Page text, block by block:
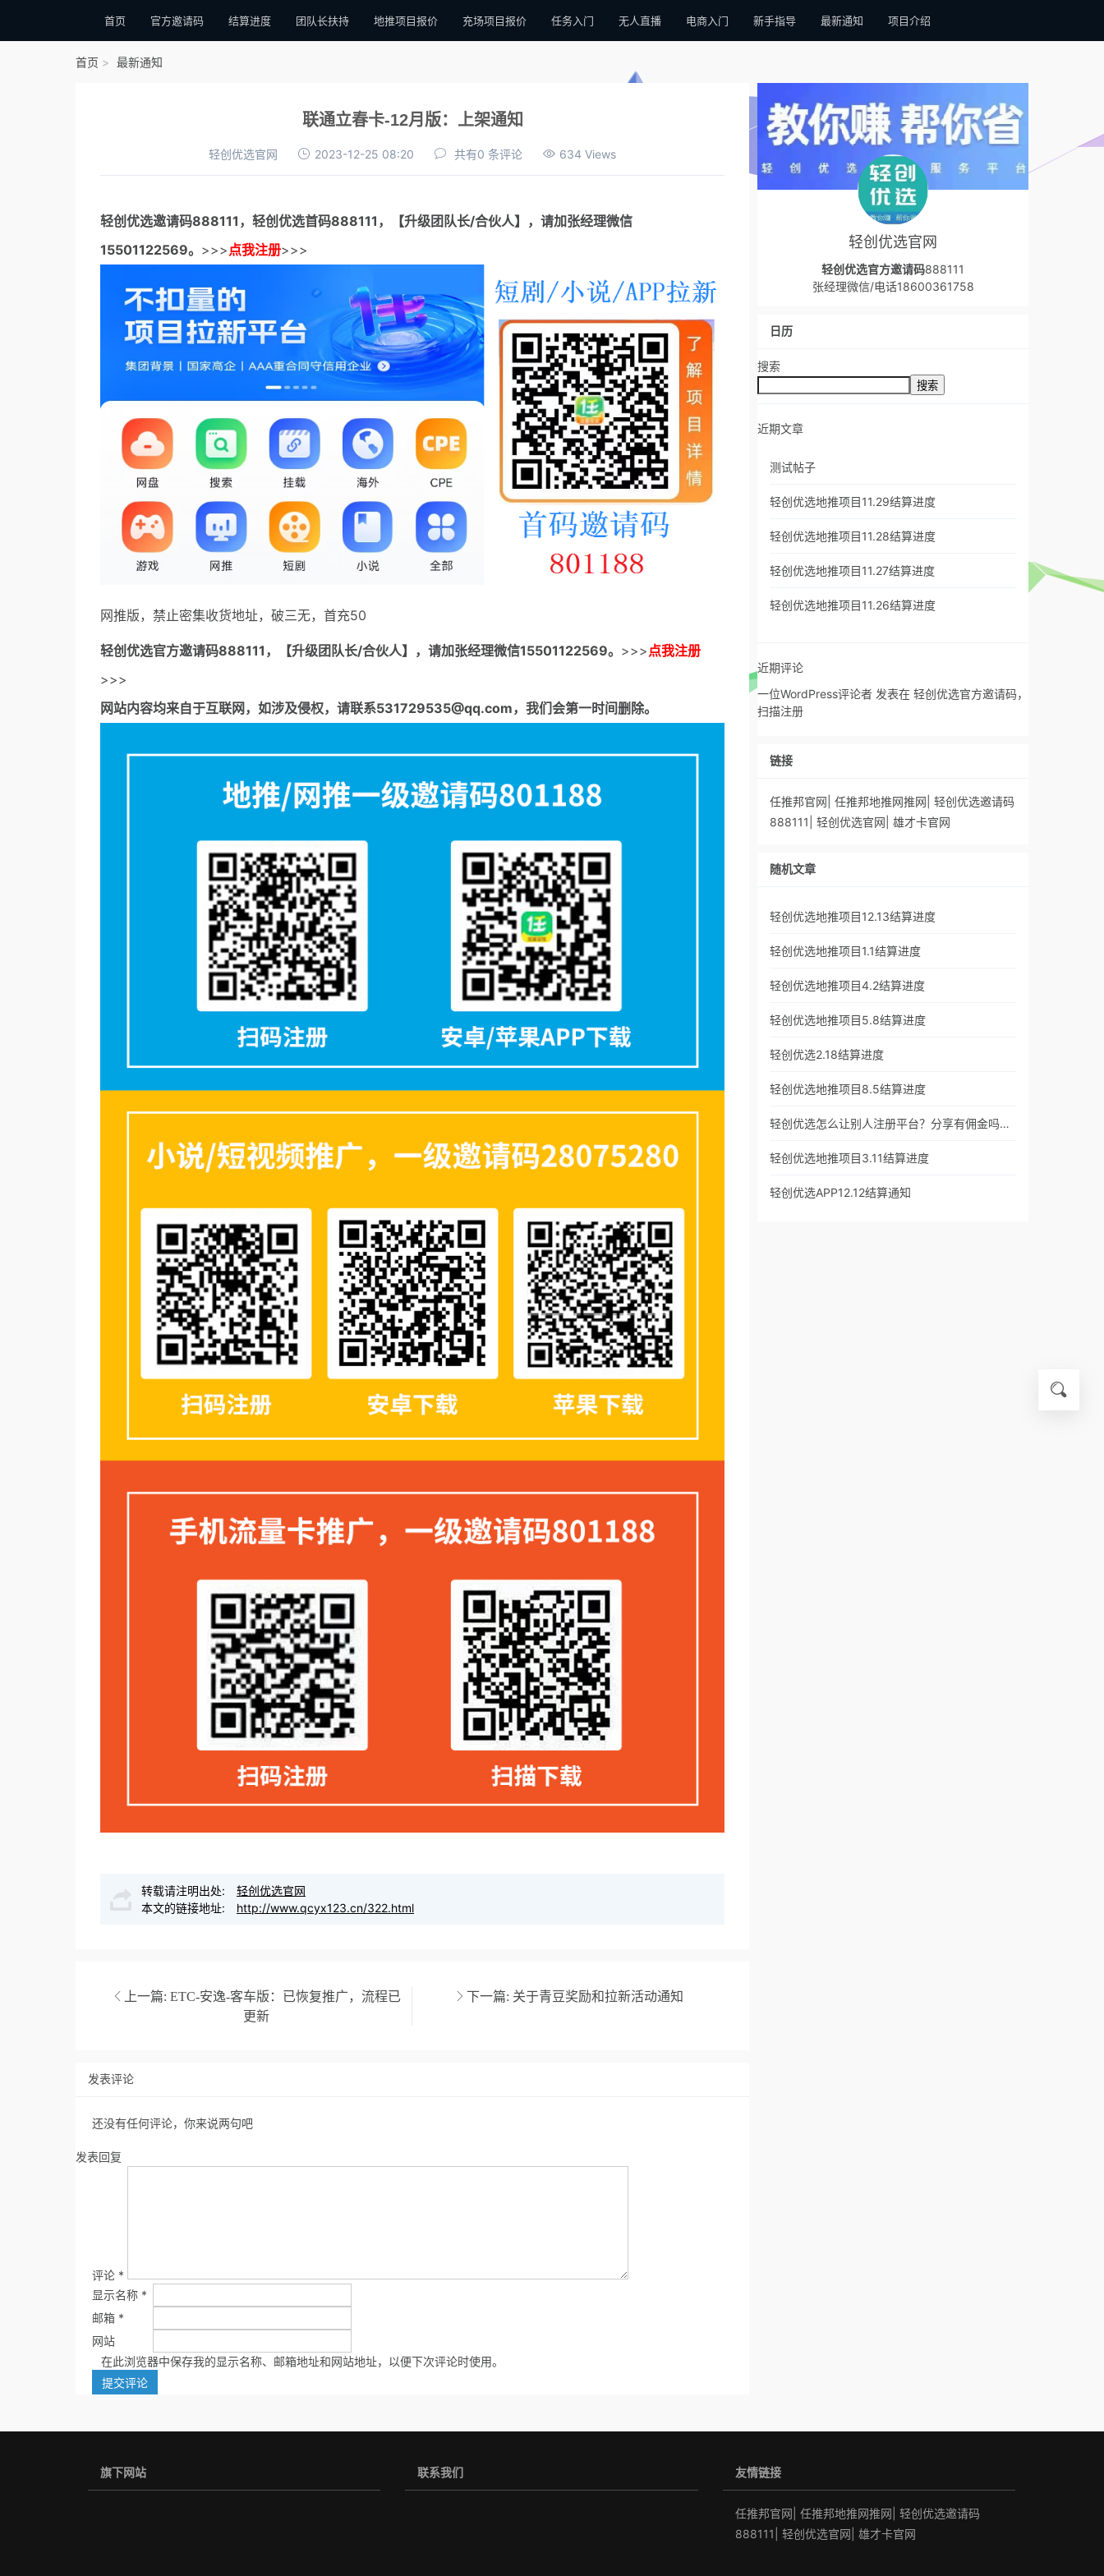
首页 官方邀请码 结算进度 团队长扶持 地推项目报价 充场项目报价 任务入门 无人直播 电商入门 新手指导 最新通知 项目介绍
首页 最新通知
联通立春卡-12月版：上架通知
轻创优选官网 2023-12-25 08:20 共有0 条评论 634 Views
轻创优选邀请码888111， 轻创优选首码888111，【升级团队长/合伙人】，请加张经理微信
15501122569。 >>>点我注册>>>
网推版，禁止密集收货地址，破三无，首充50
轻创优选官方邀请码888111，【升级团队长/合伙人】，请加张经理微信15501122569。 >>>点我注册
>>>
网站内容均来自于互联网，如涉及侵权，请联系531729535@qq.com，我们会第一时间删除。
转载请注明出处:
轻创优选官网
本文的链接地址:
http://www.qcyx123.cn/322.html
上一篇: ETC-安逸-客车版：已恢复推广，流程已
更新
下一篇: 关于青豆奖励和拉新活动通知
发表评论
还没有任何评论，你来说两句吧
发表回复
评论 *
显示名称 *
邮箱 *
网站
在此浏览器中保存我的显示名称、邮箱地址和网站地址，以便下次评论时使用。
轻创优选官网
轻创优选官方邀请码888111
张经理微信/电话18600361758
日历
搜索
搜索
近期文章
测试帖子
轻创优选地推项目11.29结算进度
轻创优选地推项目11.28结算进度
轻创优选地推项目11.27结算进度
轻创优选地推项目11.26结算进度
近期评论
一位WordPress评论者 发表在 轻创优选官方邀请码，
扫描注册
链接
任推邦官网 任推邦地推网推网 轻创优选邀请码
888111
轻创优选官网 雄才卡官网
随机文章
轻创优选地推项目12.13结算进度
轻创优选地推项目1.1结算进度
轻创优选地推项目4.2结算进度
轻创优选地推项目5.8结算进度
轻创优选2.18结算进度
轻创优选地推项目8.5结算进度
轻创优选怎么让别人注册平台？分享有佣金吗…
轻创优选地推项目3.11结算进度
轻创优选APP12.12结算通知
旗下网站 联系我们 友情链接
任推邦官网 任推邦地推网推网 轻创优选邀请码
888111
轻创优选官网 雄才卡官网